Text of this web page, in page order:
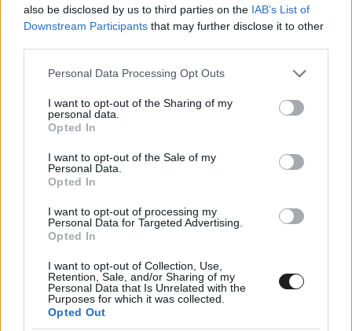
also be disclosed by us to third parties on the IAB’s List of
Downstream Participants that may further disclose it to other
Please note that this website/app uses one or more Google
not limited to your visit or usage behaviour. You may click to
grant or deny consent to Google and its third-party tags to
use your data for below specified purposes in below Google
consent section.
Personal Data Processing Opt Outs
I want to opt-out of the Sharing of my
personal data.
Opted In
I want to opt-out of the Sale of my
Personal Data.
Opted In
I want to opt-out of processing my
Personal Data for Targeted Advertising.
Opted In
I want to opt-out of Collection, Use,
Retention, Sale, and/or Sharing of my
Personal Data that Is Unrelated with the
Purposes for which it was collected.
Opted Out
közkedvelt útszakasz a technikai sportok iránt
érdeklődő finnek körében.
A 11 éves Robin vezetéséről videó is készült.
bejegyzés